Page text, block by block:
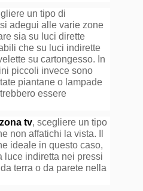
un tipo di
adegui alle varie zone
sia su luci dirette
che su luci indirette
su cartongesso. In
piccoli invece sono
piantane o lampade
essere
tv, scegliere un tipo
non affatichi la vista. Il
ideale in questo caso,
luce indiretta nei pressi
terra o da parete nella